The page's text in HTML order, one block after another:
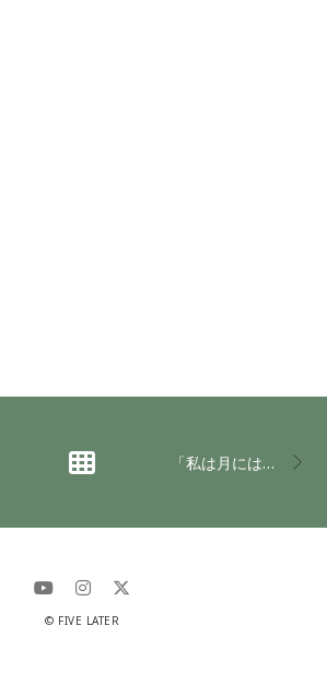
「私は月には行かないだろう」 trailer
© FIVE LATER